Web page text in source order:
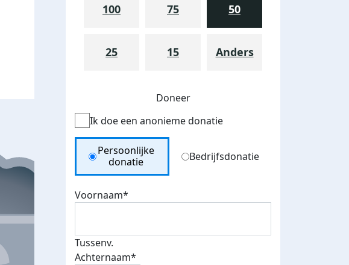
100 75 50
25 15 Anders
Doneer
Ik doe een anonieme donatie
Donation Type
Persoonlijke
donatie
Bedrijfsdonatie
Voornaam*
Tussenv.
Achternaam*